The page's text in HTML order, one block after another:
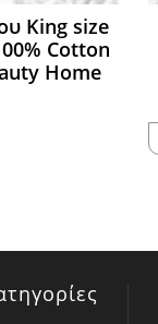
King size
Cotton
Home